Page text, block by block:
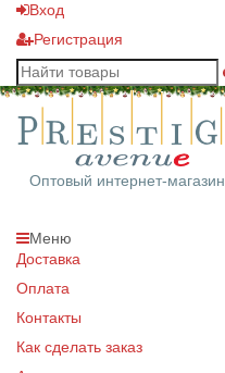
Вход
Регистрация
Оптовый интернет-магазин
Меню
Доставка
Оплата
Контакты
Как сделать заказ